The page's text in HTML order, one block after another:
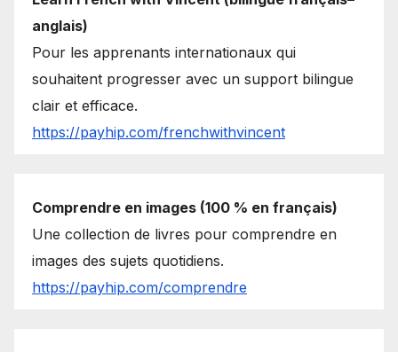
anglais)
Pour les apprenants internationaux qui
souhaitent progresser avec un support bilingue
clair et efficace.
https://payhip.com/frenchwithvincent
Comprendre en images (100 % en français)
Une collection de livres pour comprendre en
images des sujets quotidiens.
https://payhip.com/comprendre